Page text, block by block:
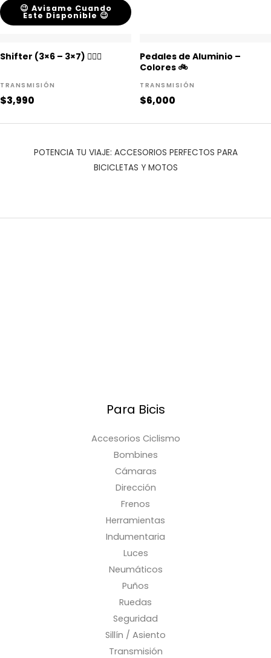
hasta
$1,500
😉 Avisame Cuando
Este Disponible 😉
Shifter (3×6 – 3×7) 🚵🏻‍♀️
TRANSMISIÓN
$3,990
Pedales de Aluminio –
Colores 🚲
TRANSMISIÓN
$6,000
POTENCIA TU VIAJE: ACCESORIOS PERFECTOS PARA
BICICLETAS Y MOTOS
Para Bicis
Accesorios Ciclismo
Bombines
Cámaras
Dirección
Frenos
Herramientas
Indumentaria
Luces
Neumáticos
Puños
Ruedas
Seguridad
Sillín / Asiento
Transmisión